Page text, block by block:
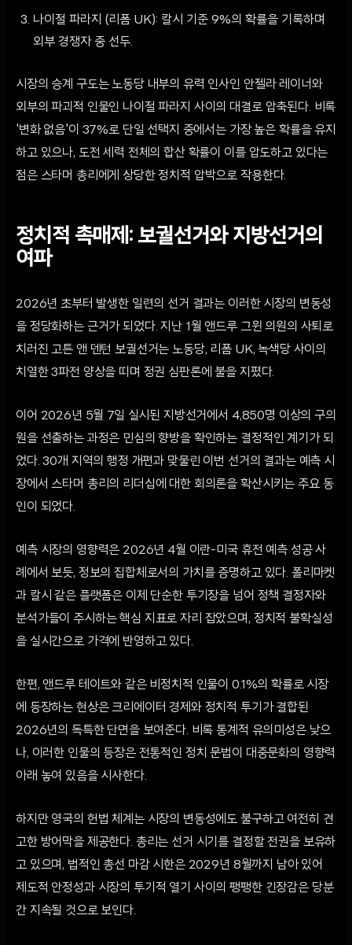
나이절 파라지 (리폼 UK): 칼시 기준 9%의 확률을 기록하며
외부 경쟁자 중 선두.
시장의 승계 구도는 노동당 내부의 유력 인사인 안젤라 레이너와
외부의 파괴적 인물인 나이절 파라지 사이의 대결로 압축된다. 비록
'변화 없음'이 37%로 단일 선택지 중에서는 가장 높은 확률을 유지
하고 있으나, 도전 세력 전체의 합산 확률이 이를 압도하고 있다는
점은 스타머 총리에게 상당한 정치적 압박으로 작용한다.
정치적 촉매제: 보궐선거와 지방선거의
여파
2026년 초부터 발생한 일련의 선거 결과는 이러한 시장의 변동성
을 정당화하는 근거가 되었다. 지난 1월 앤드루 그윈 의원의 사퇴로
치러진 고튼 앤 덴턴 보궐선거는 노동당, 리폼 UK, 녹색당 사이의
치열한 3파전 양상을 띠며 정권 심판론에 불을 지폈다.
이어 2026년 5월 7일 실시된 지방선거에서 4,850명 이상의 구의
원을 선출하는 과정은 민심의 향방을 확인하는 결정적인 계기가 되
었다. 30개 지역의 행정 개편과 맞물린 이번 선거의 결과는 예측 시
장에서 스타머 총리의 리더십에 대한 회의론을 확산시키는 주요 동
인이 되었다.
예측 시장의 영향력은 2026년 4월 이란-미국 휴전 예측 성공 사
례에서 보듯, 정보의 집합체로서의 가치를 증명하고 있다. 폴리마켓
과 칼시 같은 플랫폼은 이제 단순한 투기장을 넘어 정책 결정자와
분석가들이 주시하는 핵심 지표로 자리 잡았으며, 정치적 불확실성
을 실시간으로 가격에 반영하고 있다.
한편, 앤드루 테이트와 같은 비정치적 인물이 0.1%의 확률로 시장
에 등장하는 현상은 크리에이터 경제와 정치적 투기가 결합된
2026년의 독특한 단면을 보여준다. 비록 통계적 유의미성은 낮으
나, 이러한 인물의 등장은 전통적인 정치 문법이 대중문화의 영향력
아래 놓여 있음을 시사한다.
하지만 영국의 헌법 체계는 시장의 변동성에도 불구하고 여전히 견
고한 방어막을 제공한다. 총리는 선거 시기를 결정할 전권을 보유하
고 있으며, 법적인 총선 마감 시한은 2029년 8월까지 남아 있어
제도적 안정성과 시장의 투기적 열기 사이의 팽팽한 긴장감은 당분
간 지속될 것으로 보인다.